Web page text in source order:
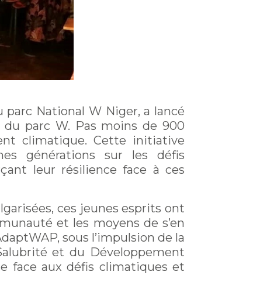
National W Niger, a lancé
du parc W. Pas moins de 900
climatique. Cette initiative
générations sur les défis
leur résilience face à ces
ces jeunes esprits ont
et les moyens de s’en
sous l’impulsion de la
et du Développement
face aux défis climatiques et